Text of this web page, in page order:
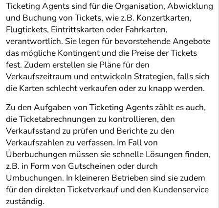
Ticketing Agents sind für die Organisation, Abwicklung
und Buchung von Tickets, wie z.B. Konzertkarten,
Flugtickets, Eintrittskarten oder Fahrkarten,
verantwortlich. Sie legen für bevorstehende Angebote
das mögliche Kontingent und die Preise der Tickets
fest. Zudem erstellen sie Pläne für den
Verkaufszeitraum und entwickeln Strategien, falls sich
die Karten schlecht verkaufen oder zu knapp werden.
Zu den Aufgaben von Ticketing Agents zählt es auch,
die Ticketabrechnungen zu kontrollieren, den
Verkaufsstand zu prüfen und Berichte zu den
Verkaufszahlen zu verfassen. Im Fall von
Überbuchungen müssen sie schnelle Lösungen finden,
z.B. in Form von Gutscheinen oder durch
Umbuchungen. In kleineren Betrieben sind sie zudem
für den direkten Ticketverkauf und den Kundenservice
zuständig.